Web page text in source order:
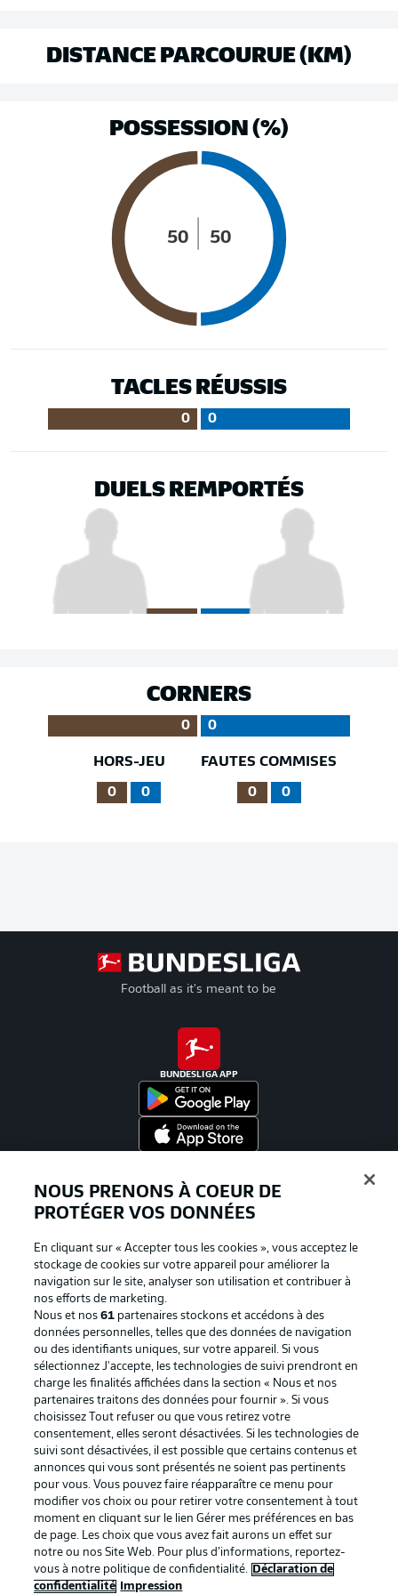
DISTANCE PARCOURUE (KM)
POSSESSION (%)
50 50
TACLES RÉUSSIS
0 0
DUELS REMPORTÉS
CORNERS
0 0
HORS-JEU
0 0
FAUTES COMMISES
0 0
Football as it's meant to be
BUNDESLIGA APP
La publicité Conditions d’utilisation des
Mentions Légales Gérer mes préférences
Déclaration de
confidentialité
Diffuseurs
Travaux Contact
Impression Joueurs
NOUS PRENONS À COEUR DE
PROTÉGER VOS DONNÉES
En cliquant sur « Accepter tous les cookies », vous acceptez le
stockage de cookies sur votre appareil pour améliorer la
navigation sur le site, analyser son utilisation et contribuer à
nos efforts de marketing.
Nous et nos61 partenaires stockons et accédons à des
données personnelles, telles que des données de navigation
ou des identifiants uniques, sur votre appareil. Si vous
sélectionnez J'accepte, les technologies de suivi prendront en
charge les finalités affichées dans la section « Nous et nos
partenaires traitons des données pour fournir ». Si vous
choisissez Tout refuser ou que vous retirez votre
consentement, elles seront désactivées. Si les technologies de
suivi sont désactivées, il est possible que certains contenus et
annonces qui vous sont présentés ne soient pas pertinents
pour vous. Vous pouvez faire réapparaître ce menu pour
modifier vos choix ou pour retirer votre consentement à tout
moment en cliquant sur le lien Gérer mes préférences en bas
de page. Les choix que vous avez fait aurons un effet sur
notre ou nos Site Web. Pour plus d’informations, reportez-
vous à notre politique de confidentialité.
Déclaration de
confidentialité
Impression